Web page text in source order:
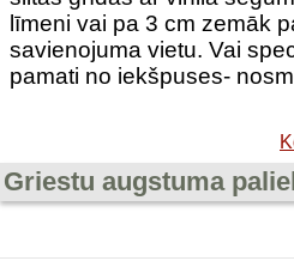
līmeni vai pa 3 cm zemāk
savienojuma vietu. Vai
pamati no iekšpuses-
Griestu augstuma